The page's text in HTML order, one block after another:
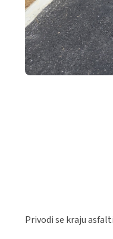
Privodi se kraju